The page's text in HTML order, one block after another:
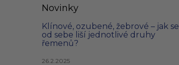
Novinky
Klínové, ozubené, žebrové – jak se
od sebe liší jednotlivé druhy
řemenů?
26.2.2025